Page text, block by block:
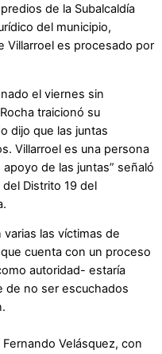
de la Subalcaldía
del municipio,
Villarroel es procesado por
el viernes sin
traicionó su
dijo que las juntas
Villarroel es una persona
de las juntas” señaló
Distrito 19 del
las víctimas de
cuenta con un proceso
autoridad- estaría
de no ser escuchados
Velásquez, con